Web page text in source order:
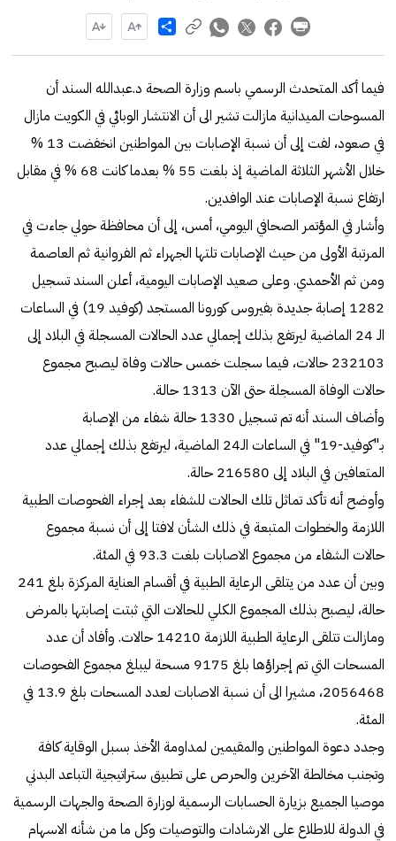
Share
فيما أكد المتحدث الرسمي باسم وزارة الصحة د.عبدالله السند أن
المسوحات الميدانية مازالت تشير الى أن الانتشار الوبائي في الكويت مازال
في صعود، لفت إلى أن نسبة الإصابات بين المواطنين انخفضت 13 %
خلال الأشهر الثلاثة الماضية إذ بلغت 55 % بعدما كانت 68 % في مقابل
ارتفاع نسبة الإصابات عند الوافدين.
وأشار في المؤتمر الصحافي اليومي، أمس، إلى أن محافظة حولي جاءت في
المرتبة الأولى من حيث الإصابات تلتها الجهراء ثم الفروانية ثم العاصمة
ومن ثم الأحمدي. وعلى صعيد الإصابات اليومية، أعلن السند تسجيل
1282 إصابة جديدة بفيروس كورونا المستجد (كوفيد 19) في الساعات
الـ 24 الماضية ليرتفع بذلك إجمالي عدد الحالات المسجلة في البلاد إلى
232103 حالات، فيما سجلت خمس حالات وفاة ليصبح مجموع
حالات الوفاة المسجلة حتى الآن 1313 حالة.
وأضاف السند أنه تم تسجيل 1330 حالة شفاء من الإصابة
بـ"كوفيد-19" في الساعات الـ24 الماضية، ليرتفع بذلك إجمالي عدد
المتعافين في البلاد إلى 216580 حالة.
وأوضح أنه تأكد تماثل تلك الحالات للشفاء بعد إجراء الفحوصات الطبية
اللازمة والخطوات المتبعة في ذلك الشأن لافتا إلى أن نسبة مجموع
حالات الشفاء من مجموع الاصابات بلغت 93.3 في المئة.
وبين أن عدد من يتلقى الرعاية الطبية في أقسام العناية المركزة بلغ 241
حالة، ليصبح بذلك المجموع الكلي للحالات التي ثبتت إصابتها بالمرض
ومازالت تتلقى الرعاية الطبية اللازمة 14210 حالات. وأفاد أن عدد
المسحات التي تم إجراؤها بلغ 9175 مسحة ليبلغ مجموع الفحوصات
2056468، مشيرا الى أن نسبة الاصابات لعدد المسحات بلغ 13.9 في
المئة.
وجدد دعوة المواطنين والمقيمين لمداومة الأخذ بسبل الوقاية كافة
وتجنب مخالطة الآخرين والحرص على تطبيق ستراتيجية التباعد البدني
موصيا الجميع بزيارة الحسابات الرسمية لوزارة الصحة والجهات الرسمية
في الدولة للاطلاع على الارشادات والتوصيات وكل ما من شأنه الاسهام